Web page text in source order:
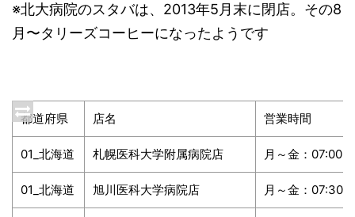
※北大病院のスタバは、2013年5月末に閉店。その8
月〜タリーズコーヒーになったようです
都道府県 店名 営業時間
01_北海道 札幌医科大学附属病院店 月～金：07:00
01_北海道 旭川医科大学病院店 月～金：07:30